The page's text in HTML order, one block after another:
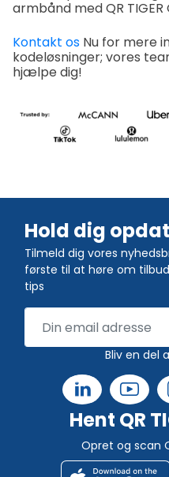
armbånd med QR
Kontakt os Nu for mere
kodeløsninger; vores
hjælpe dig!
Hold dig
Tilmeld dig vores
første til at høre om
tips
Bliv en del
Hent QR
Opret og scan